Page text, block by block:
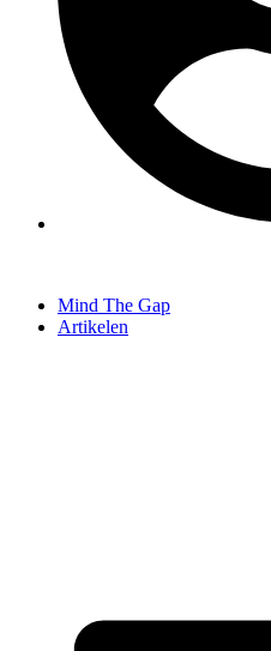
Mind The Gap
Artikelen